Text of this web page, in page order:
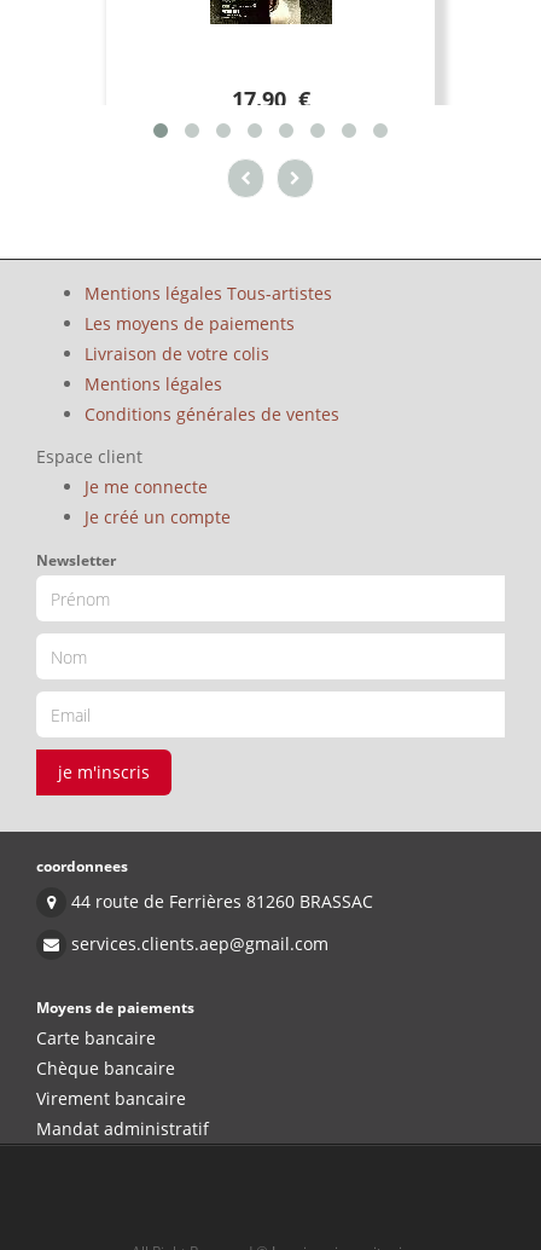
17.90 €
Mentions légales Tous-artistes
Les moyens de paiements
Livraison de votre colis
Mentions légales
Conditions générales de ventes
Espace client
Je me connecte
Je créé un compte
Newsletter
je m'inscris
coordonnees
44 route de Ferrières 81260 BRASSAC
services.clients.aep@gmail.com
Moyens de paiements
Carte bancaire
Chèque bancaire
Virement bancaire
Mandat administratif